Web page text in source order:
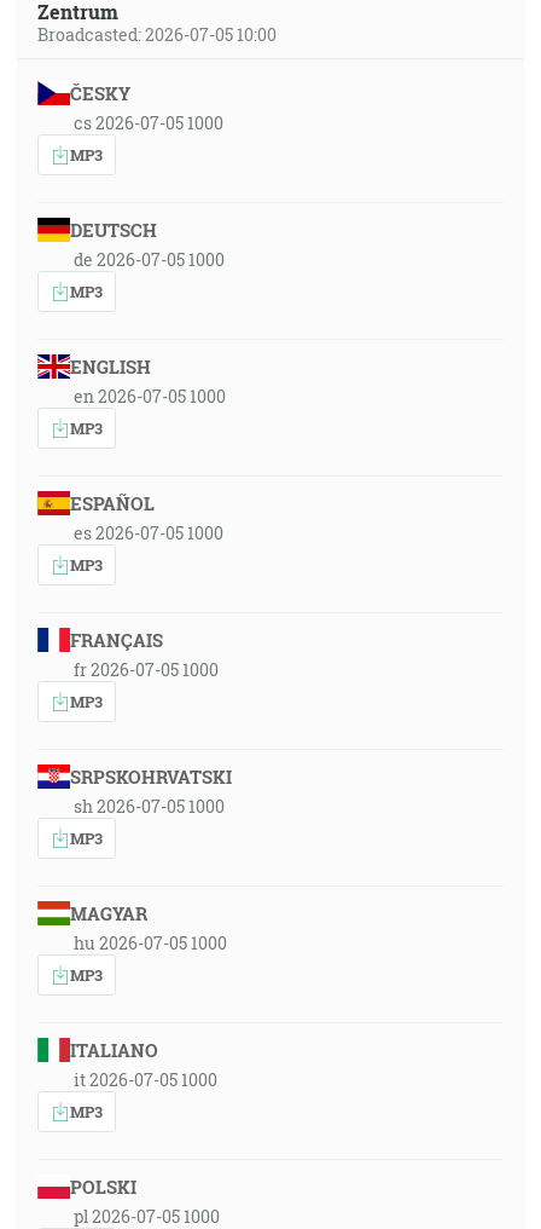
Zentrum
Broadcasted: 2026-07-05 10:00
ČESKY
cs 2026-07-05 1000
MP3
DEUTSCH
de 2026-07-05 1000
MP3
ENGLISH
en 2026-07-05 1000
MP3
ESPAÑOL
es 2026-07-05 1000
MP3
FRANÇAIS
fr 2026-07-05 1000
MP3
SRPSKOHRVATSKI
sh 2026-07-05 1000
MP3
MAGYAR
hu 2026-07-05 1000
MP3
ITALIANO
it 2026-07-05 1000
MP3
POLSKI
pl 2026-07-05 1000